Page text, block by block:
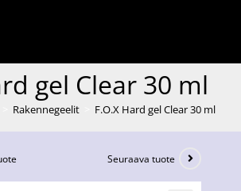
gel Clear 30 ml
Rakennegeelit F.O.X Hard gel Clear 30 ml
Seuraava tuote